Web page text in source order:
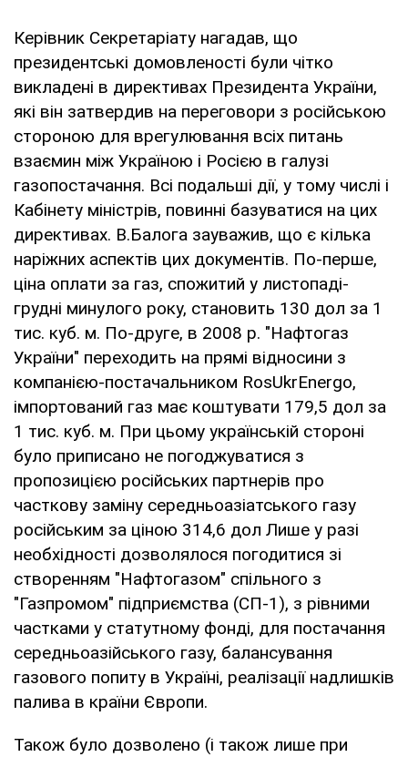
Керівник Секретаріату нагадав, що
президентські домовленості були чітко
викладені в директивах Президента України,
які він затвердив на переговори з російською
стороною для врегулювання всіх питань
взаємин між Україною і Росією в галузі
газопостачання. Всі подальші дії, у тому числі і
Кабінету міністрів, повинні базуватися на цих
директивах. В.Балога зауважив, що є кілька
наріжних аспектів цих документів. По-перше,
ціна оплати за газ, спожитий у листопаді-
грудні минулого року, становить 130 дол за 1
тис. куб. м. По-друге, в 2008 р. "Нафтогаз
України" переходить на прямі відносини з
компанією-постачальником RosUkrEnergo,
імпортований газ має коштувати 179,5 дол за
1 тис. куб. м. При цьому українській стороні
було приписано не погоджуватися з
пропозицією російських партнерів про
часткову заміну середньоазіатського газу
російським за ціною 314,6 дол Лише у разі
необхідності дозволялося погодитися зі
створенням "Нафтогазом" спільного з
"Газпромом" підприємства (СП-1), з рівними
частками у статутному фонді, для постачання
середньоазійського газу, балансування
газового попиту в Україні, реалізації надлишків
палива в країни Європи.
Також було дозволено (і також лише при